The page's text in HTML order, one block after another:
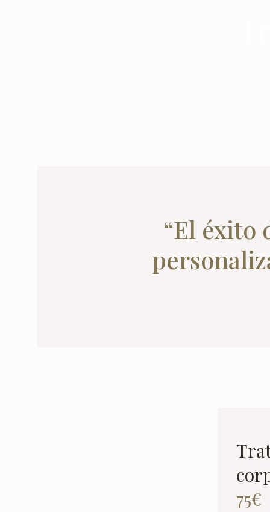
“El éxito
75€